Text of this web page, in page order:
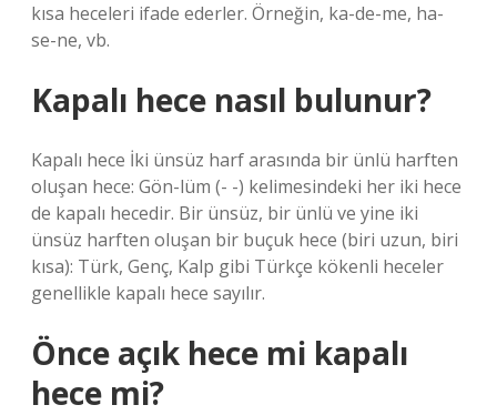
kısa heceleri ifade ederler. Örneğin, ka-de-me, ha-
se-ne, vb.
Kapalı hece nasıl bulunur?
Kapalı hece İki ünsüz harf arasında bir ünlü harften
oluşan hece: Gön-lüm (- -) kelimesindeki her iki hece
de kapalı hecedir. Bir ünsüz, bir ünlü ve yine iki
ünsüz harften oluşan bir buçuk hece (biri uzun, biri
kısa): Türk, Genç, Kalp gibi Türkçe kökenli heceler
genellikle kapalı hece sayılır.
Önce açık hece mi kapalı
hece mi?